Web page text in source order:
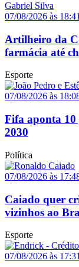
07/08/2026 às 18:41
Artilheiro da
farmácia até
Esporte
07/08/2026 às
Fifa aponta 10
2030
Política
07/08/2026 às
Caiado quer
vizinhos ao
Esporte
07/08/2026 às 17:31